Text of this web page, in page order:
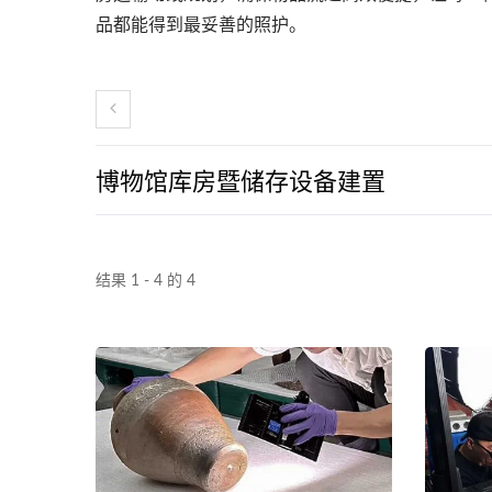
品都能得到最妥善的照​​护。
博物馆库房暨储存设备建置
结果 1 - 4 的 4